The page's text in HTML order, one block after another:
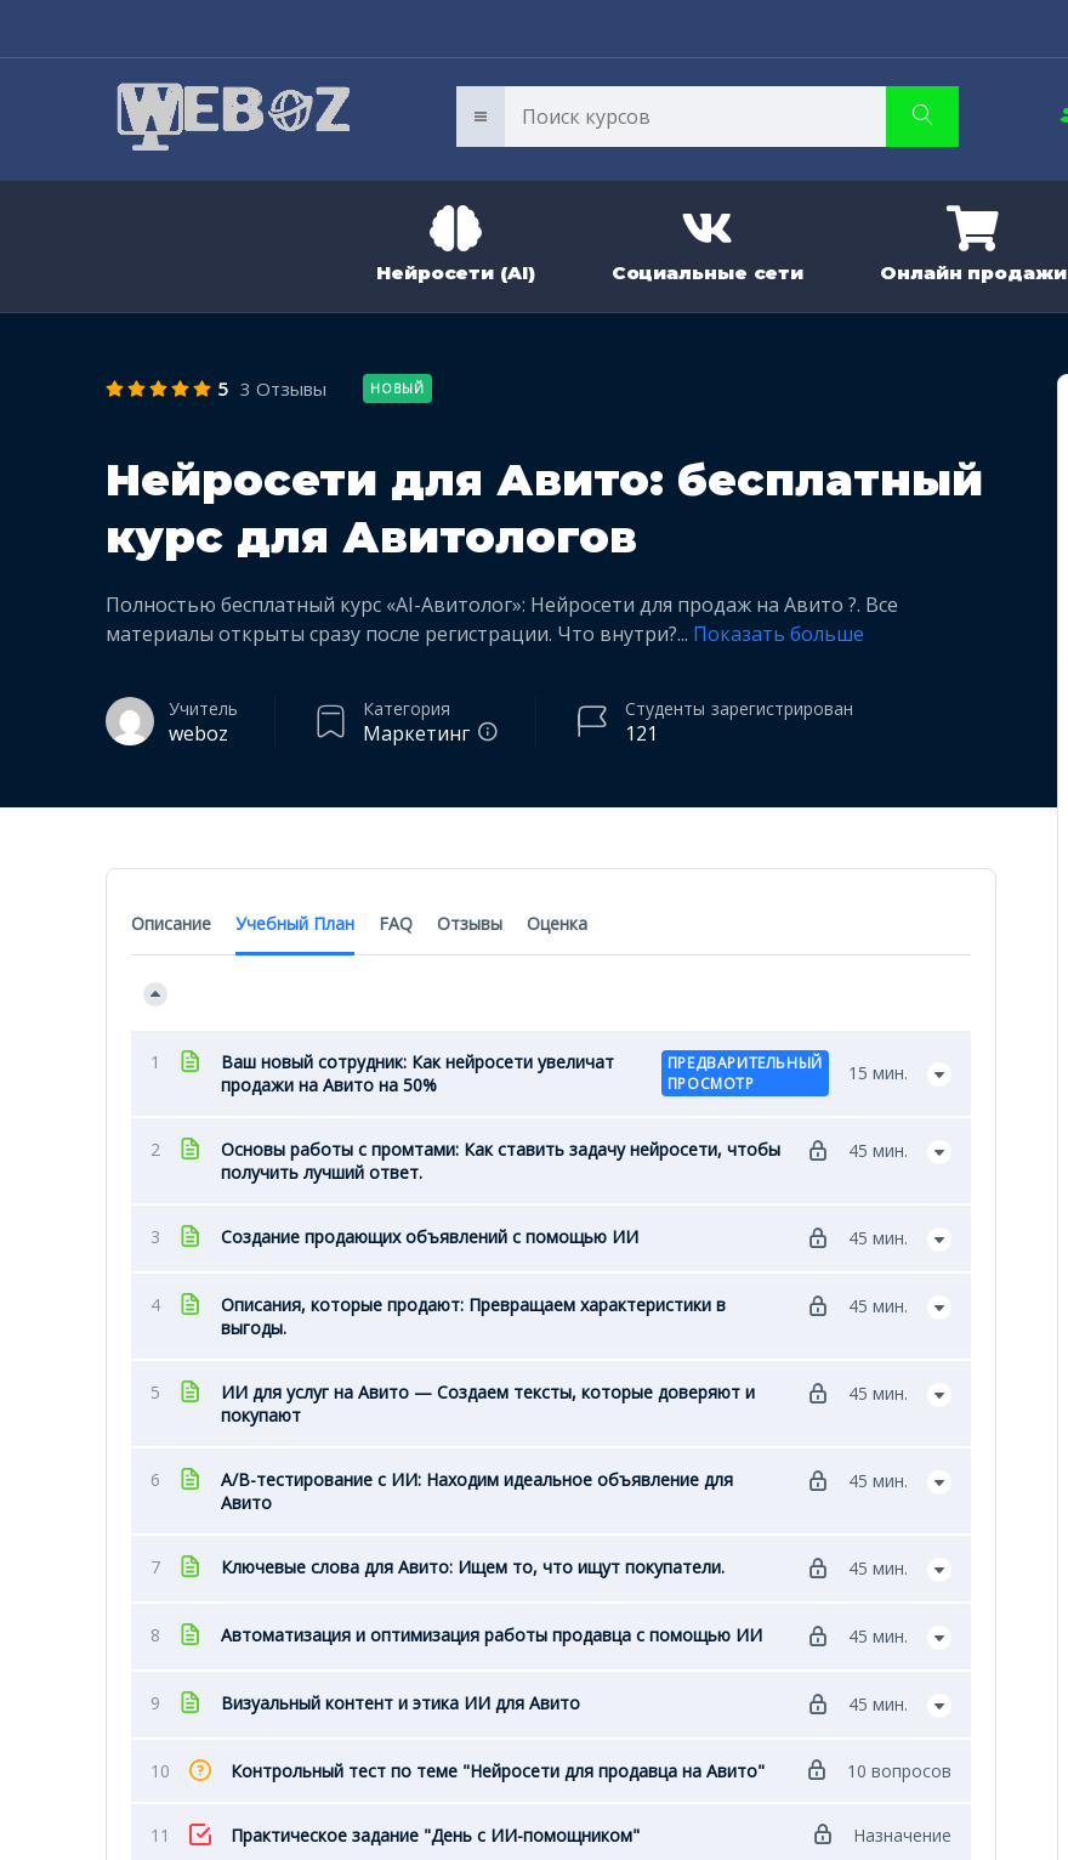
Нейросети (AI) Социальные сети Онлайн продажи
5 3 Отзывы НОВЫЙ
Нейросети для Авито: бесплатный
курс для Авитологов
Полностью бесплатный курс «AI-Авитолог»: Нейросети для продаж на Авито ?. Все
материалы открыты сразу после регистрации. Что внутри?... Показать больше
Учитель
weboz
Категория
Маркетинг 121
Студенты зарегистрирован
Описание Учебный План FAQ Отзывы Оценка
1
Ваш новый сотрудник: Как нейросети увеличат
продажи на Авито на 50%
ПРЕДВАРИТЕЛЬНЫЙ
ПРОСМОТР
15 мин.
2
Основы работы с промтами: Как ставить задачу нейросети, чтобы
получить лучший ответ.
45 мин.
3 Создание продающих объявлений с помощью ИИ 45 мин.
4
Описания, которые продают: Превращаем характеристики в
выгоды.
45 мин.
5
ИИ для услуг на Авито — Создаем тексты, которые доверяют и
покупают
45 мин.
6
A/B-тестирование с ИИ: Находим идеальное объявление для
Авито
45 мин.
7 Ключевые слова для Авито: Ищем то, что ищут покупатели. 45 мин.
8 Автоматизация и оптимизация работы продавца с помощью ИИ 45 мин.
9 Визуальный контент и этика ИИ для Авито 45 мин.
10 Контрольный тест по теме "Нейросети для продавца на Авито" 10 вопросов
11 Практическое задание "День с ИИ-помощником" Назначение